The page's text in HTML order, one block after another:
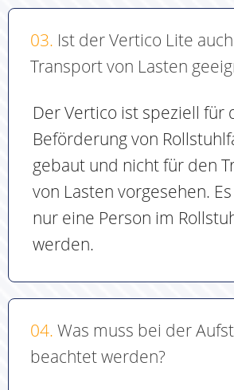
03. Ist der Vertico Lite
Transport von Lasten
Der Vertico ist speziell für
Beförderung von
gebaut und nicht für den
von Lasten vorgesehen.
nur eine Person im
werden.
04. Was muss bei der
beachtet werden?